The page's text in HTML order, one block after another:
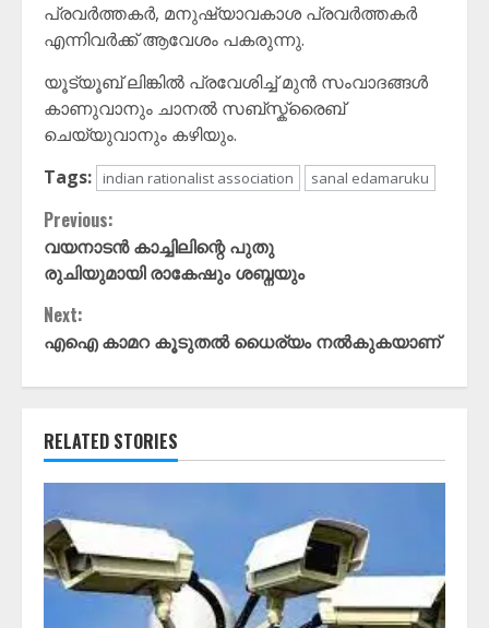
പ്രവർത്തകർ, മനുഷ്യാവകാശ പ്രവർത്തകർ
എന്നിവർക്ക് ആവേശം പകരുന്നു.
യൂട്യൂബ് ലിങ്കിൽ പ്രവേശിച്ച് മുൻ സംവാദങ്ങൾ
കാണുവാനും ചാനൽ സബ്സ്ക്രൈബ്
ചെയ്യുവാനും കഴിയും.
Tags:
indian rationalist association sanal edamaruku
Continue
Reading
Previous:
വയനാടൻ കാച്ചിലിന്റെ പുതു
രുചിയുമായി രാകേഷും ശബ്നയും
Next:
എഐ കാമറ കൂടുതൽ ധൈര്യം നൽകുകയാണ്
RELATED STORIES